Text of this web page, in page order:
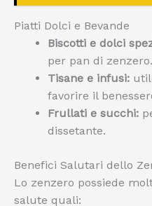
Piatti Dolci e Bevande
Biscotti e dolci
per pan di zenzero.
Tisane e infusi:
favorire il
Frullati e succhi:
dissetante.
Benefici Salutari dello
Lo zenzero possiede
salute quali: